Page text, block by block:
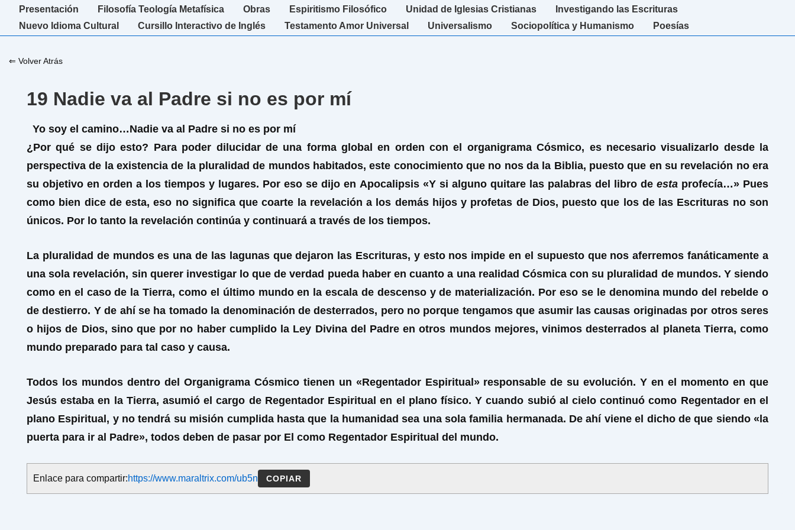
Saltar
contenido
Navegación
principal
Presentación Filosofía Teología Metafísica Obras Espiritismo Filosófico Unidad de Iglesias Cristianas
Investigando las Escrituras
Nuevo Idioma Cultural
Cursillo Interactivo de Inglés Testamento Amor Universal Universalismo Sociopolítica y Humanismo Poesías
⇐ Volver Atrás
19 Nadie va al Padre si no es por mí
Yo soy el camino…Nadie va al Padre si no es por mí
¿Por qué se dijo esto? Para poder dilucidar de una forma global en orden con el organigrama Cósmico, es necesario visualizarlo desde la
perspectiva de la existencia de la pluralidad de mundos habitados, este conocimiento que no nos da la Biblia, puesto que en su revelación no era
su objetivo en orden a los tiempos y lugares. Por eso se dijo en Apocalipsis «Y si alguno quitare las palabras del libro de estaprofecía…» Pues
como bien dice de esta, eso no significa que coarte la revelación a los demás hijos y profetas de Dios, puesto que los de las Escrituras no son
únicos. Por lo tanto la revelación continúa y continuará a través de los tiempos.
La pluralidad de mundos es una de las lagunas que dejaron las Escrituras, y esto nos impide en el supuesto que nos aferremos fanáticamente a
una sola revelación, sin querer investigar lo que de verdad pueda haber en cuanto a una realidad Cósmica con su pluralidad de mundos. Y siendo
como en el caso de la Tierra, como el último mundo en la escala de descenso y de materialización. Por eso se le denomina mundo del rebelde o
de destierro. Y de ahí se ha tomado la denominación de desterrados, pero no porque tengamos que asumir las causas originadas por otros seres
o hijos de Dios, sino que por no haber cumplido la Ley Divina del Padre en otros mundos mejores, vinimos desterrados al planeta Tierra, como
mundo preparado para tal caso y causa.
Todos los mundos dentro del Organigrama Cósmico tienen un «Regentador Espiritual» responsable de su evolución. Y en el momento en que
Jesús estaba en la Tierra, asumió el cargo de Regentador Espiritual en el plano físico. Y cuando subió al cielo continuó como Regentador en el
plano Espiritual, y no tendrá su misión cumplida hasta que la humanidad sea una sola familia hermanada. De ahí viene el dicho de que siendo «la
puerta para ir al Padre», todos deben de pasar por El como Regentador Espiritual del mundo.
Enlace para compartir:https://www.maraltrix.com/ub5n COPIAR